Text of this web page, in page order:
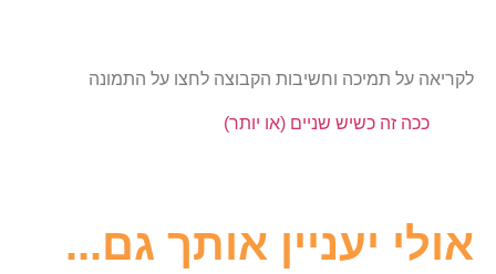
לקריאה על תמיכה וחשיבות הקבוצה לחצו על התמונה
ככה זה כשיש שניים (או יותר)
אולי יעניין אותך גם...